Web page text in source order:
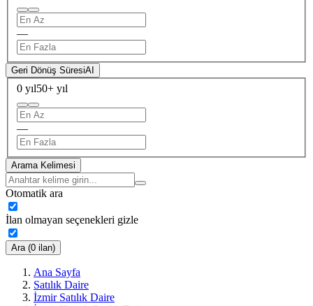
—
Geri Dönüş SüresiAI
0 yıl50+ yıl
—
Arama Kelimesi
Otomatik ara
İlan olmayan seçenekleri gizle
Ara (0 ilan)
Ana Sayfa
Satılık Daire
İzmir Satılık Daire